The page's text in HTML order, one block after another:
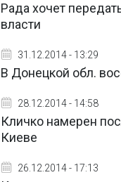
Рада хочет
власти
31.12.2014 - 13:29
В Донецкой обл.
28.12.2014 - 14:58
Кличко намерен
Киеве
26.12.2014 - 17:13